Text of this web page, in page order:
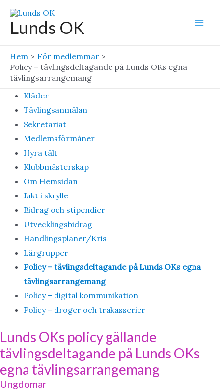
Hoppa
innehåll
Lunds OK
Hem
För medlemmar
Policy – tävlingsdeltagande på Lunds OKs egna
tävlingsarrangemang
Kläder
Tävlingsanmälan
Sekretariat
Medlemsförmåner
Hyra tält
Klubbmästerskap
Om Hemsidan
Jakt i skrylle
Bidrag och stipendier
Utvecklingsbidrag
Handlingsplaner/Kris
Lärgrupper
Policy – tävlingsdeltagande på Lunds OKs egna
tävlingsarrangemang
Policy – digital kommunikation
Policy – droger och trakasserier
Lunds OKs policy gällande
tävlingsdeltagande på Lunds OKs
egna tävlingsarrangemang
Ungdomar